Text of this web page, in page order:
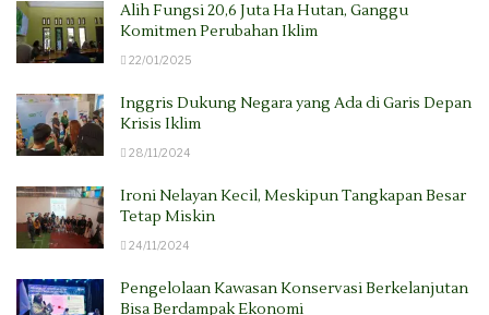
Alih Fungsi 20,6 Juta Ha Hutan, Ganggu
Komitmen Perubahan Iklim
22/01/2025
Inggris Dukung Negara yang Ada di Garis Depan
Krisis Iklim
28/11/2024
Ironi Nelayan Kecil, Meskipun Tangkapan Besar
Tetap Miskin
24/11/2024
Pengelolaan Kawasan Konservasi Berkelanjutan
Bisa Berdampak Ekonomi